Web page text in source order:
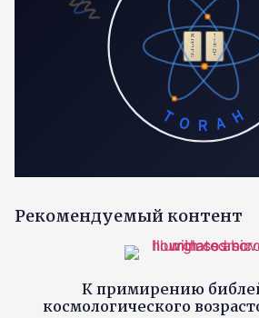
א
ב
ג
ד
ה
ו
ז
ח
ט
י
TORAH
Рекомендуемый контент
К примирению
космологического